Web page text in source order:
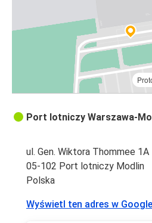
Port lotniczy Warszawa-
ul. Gen. Wiktora Thommee 1A
05-102 Port lotniczy Modlin
Polska
Wyświetl ten adres w